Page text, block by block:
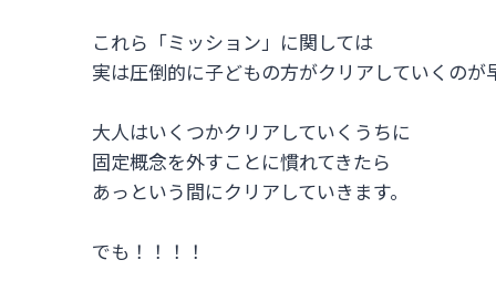
これら「ミッション」に関しては
実は圧倒的に子どもの方がクリアしていくのが
大人はいくつかクリアしていくうちに
固定概念を外すことに慣れてきたら
あっという間にクリアしていきます。
でも！！！！